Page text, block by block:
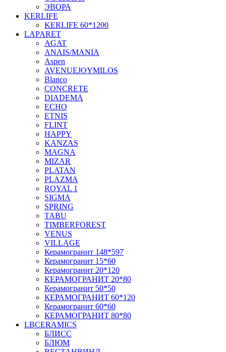
ЭВОРА
KERLIFE
KERLIFE 60*1200
LAPARET
AGAT
ANAIS/MANIA
Aspen
AVENUEJOYMILOS
Blanco
CONCRETE
DIADEMA
ECHO
ETNIS
FLINT
HAPPY
KANZAS
MAGNA
MIZAR
PLATAN
PLAZMA
ROYAL 1
SIGMA
SPRING
TABU
TIMBERFOREST
VENUS
VILLAGE
Керамогранит 148*597
Керамогранит 15*60
Керамогранит 20*120
КЕРАМОГРАНИТ 20*80
Керамогранит 50*50
КЕРАМОГРАНИТ 60*120
Керамогранит 60*60
КЕРАМОГРАНИТ 80*80
LBCERAMICS
БЛИСС
БЛЮМ